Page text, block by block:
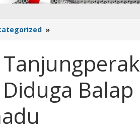
»
Tanjungperak
Puluhan
Motor
Balap
Liar
Balap